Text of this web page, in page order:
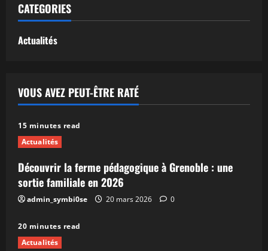
CATEGORIES
Actualités
VOUS AVEZ PEUT-ÊTRE RATÉ
15 minutes read
Actualités
Découvrir la ferme pédagogique à Grenoble : une
sortie familiale en 2026
admin_symbi0se 20 mars 2026 0
20 minutes read
Actualités